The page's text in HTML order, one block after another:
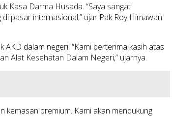
Kasa Darma Husada. “Saya sangat
pasar internasional,” ujar Pak Roy Himawan
dalam negeri. “Kami berterima kasih atas
Alat Kesehatan Dalam Negeri,” ujarnya.
kemasan premium. Kami akan mendukung